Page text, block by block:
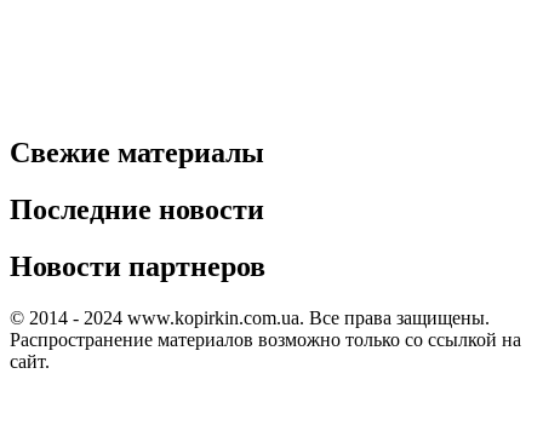
Свежие материалы
Последние новости
Новости партнеров
© 2014 - 2024 www.kopirkin.com.ua. Все права защищены.
Распространение материалов возможно только со ссылкой на
сайт.